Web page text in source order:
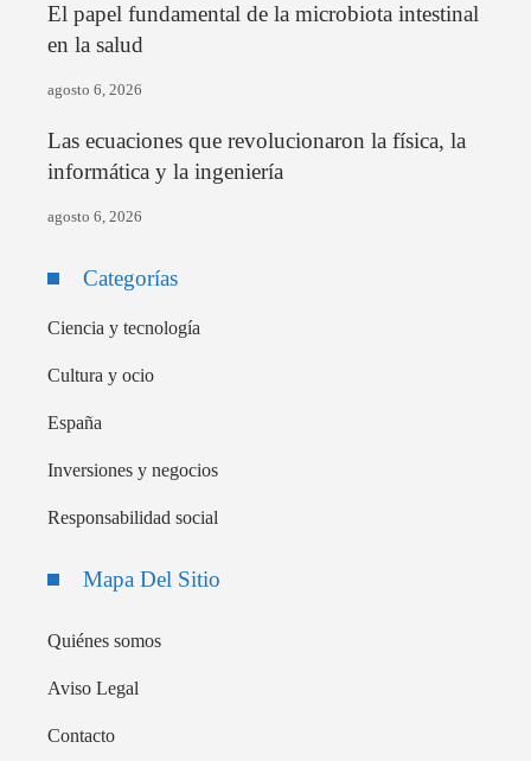
El papel fundamental de la microbiota intestinal
en la salud
agosto 6, 2026
Las ecuaciones que revolucionaron la física, la
informática y la ingeniería
agosto 6, 2026
Categorías
Ciencia y tecnología
Cultura y ocio
España
Inversiones y negocios
Responsabilidad social
Mapa Del Sitio
Quiénes somos
Aviso Legal
Contacto